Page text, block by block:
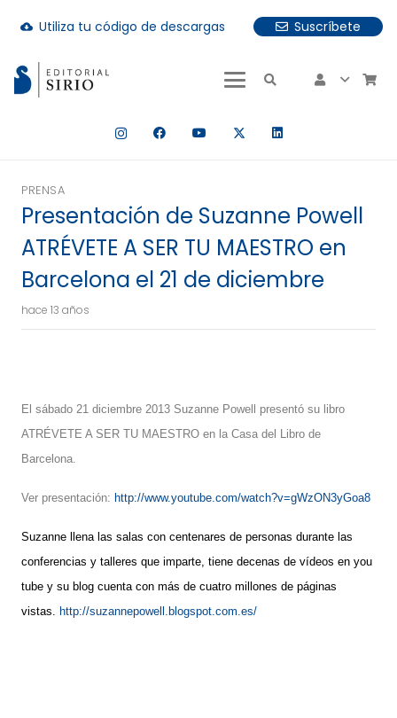
cloud_download Utiliza tu código de descargas
Suscríbete
hay resultados autocompletados, puedes utilizar las
PRENSA
Presentación de Suzanne Powell
ATRÉVETE A SER TU MAESTRO en
Barcelona el 21 de diciembre
hace 13 años
El sábado 21 diciembre 2013 Suzanne Powell presentó su libro
ATRÉVETE A SER TU MAESTRO en la Casa del Libro de
Barcelona.
Ver presentación: http://www.youtube.com/watch?v=gWzON3yGoa8
Suzanne llena las salas con centenares de personas durante las
conferencias y talleres que imparte, tiene decenas de vídeos en you
tube y su blog cuenta con más de cuatro millones de páginas
vistas. http://suzannepowell.blogspot.com.es/